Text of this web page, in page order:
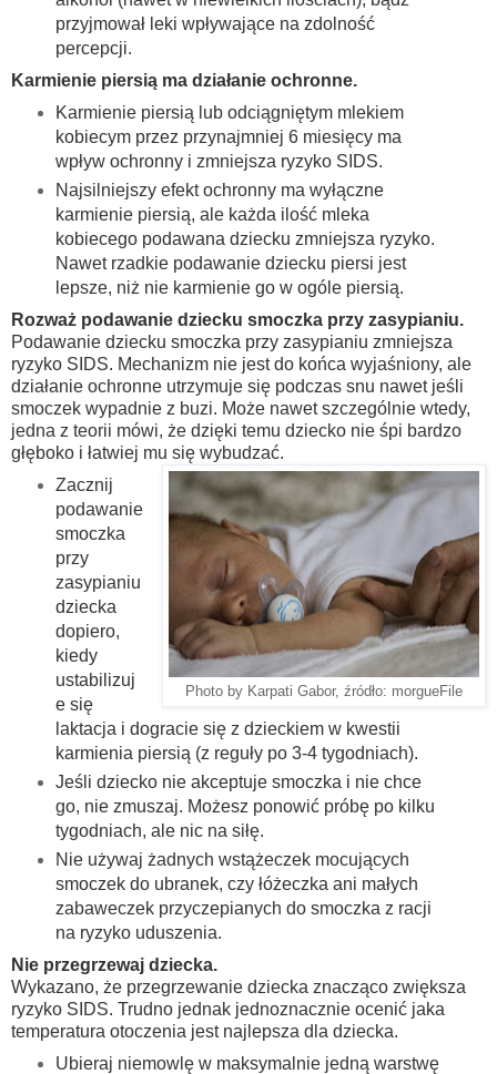
przyjmował leki wpływające na zdolność
percepcji.
Karmienie piersią ma działanie ochronne.
Karmienie piersią lub odciągniętym mlekiem
kobiecym przez przynajmniej 6 miesięcy ma
wpływ ochronny i zmniejsza ryzyko SIDS.
Najsilniejszy efekt ochronny ma wyłączne
karmienie piersią, ale każda ilość mleka
kobiecego podawana dziecku zmniejsza ryzyko.
Nawet rzadkie podawanie dziecku piersi jest
lepsze, niż nie karmienie go w ogóle piersią.
Rozważ podawanie dziecku smoczka przy zasypianiu.
Podawanie dziecku smoczka przy zasypianiu zmniejsza
ryzyko SIDS. Mechanizm nie jest do końca wyjaśniony, ale
działanie ochronne utrzymuje się podczas snu nawet jeśli
smoczek wypadnie z buzi. Może nawet szczególnie wtedy,
jedna z teorii mówi, że dzięki temu dziecko nie śpi bardzo
głęboko i łatwiej mu się wybudzać.
Photo by Karpati Gabor, źródło: morgueFile
Zacznij
podawanie
smoczka
przy
zasypianiu
dziecka
dopiero,
kiedy
ustabilizuj
e się
laktacja i dogracie się z dzieckiem w kwestii
karmienia piersią (z reguły po 3-4 tygodniach).
Jeśli dziecko nie akceptuje smoczka i nie chce
go, nie zmuszaj. Możesz ponowić próbę po kilku
tygodniach, ale nic na siłę.
Nie używaj żadnych wstążeczek mocujących
smoczek do ubranek, czy łóżeczka ani małych
zabaweczek przyczepianych do smoczka z racji
na ryzyko uduszenia.
Nie przegrzewaj dziecka.
Wykazano, że przegrzewanie dziecka znacząco zwiększa
ryzyko SIDS. Trudno jednak jednoznacznie ocenić jaka
temperatura otoczenia jest najlepsza dla dziecka.
Ubieraj niemowlę w maksymalnie jedną warstwę